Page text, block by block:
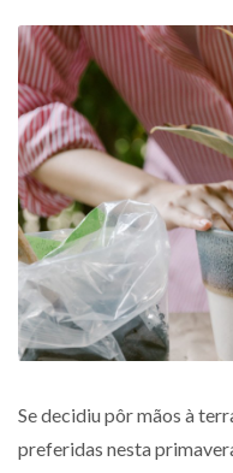
Se decidiu pôr mãos à
preferidas nesta